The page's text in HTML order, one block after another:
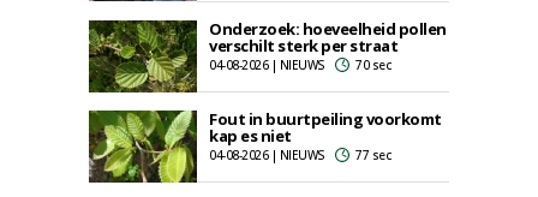
Onderzoek: hoeveelheid pollen
verschilt sterk per straat
04-08-2026 | NIEUWS 70 sec
Fout in buurtpeiling voorkomt
kap es niet
04-08-2026 | NIEUWS 77 sec